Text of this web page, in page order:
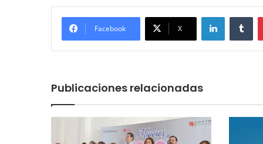
Facebook X
LinkedIn
Publicaciones relacionadas